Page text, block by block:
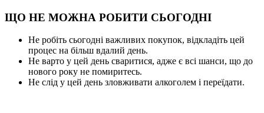
ЩО НЕ МОЖНА РОБИТИ СЬОГОДНІ
Не робіть сьогодні важливих покупок, відкладіть цей
процес на більш вдалий день.
Не варто у цей день сваритися, адже є всі шанси, що до
нового року не помиритесь.
Не слід у цей день зловживати алкоголем і переїдати.